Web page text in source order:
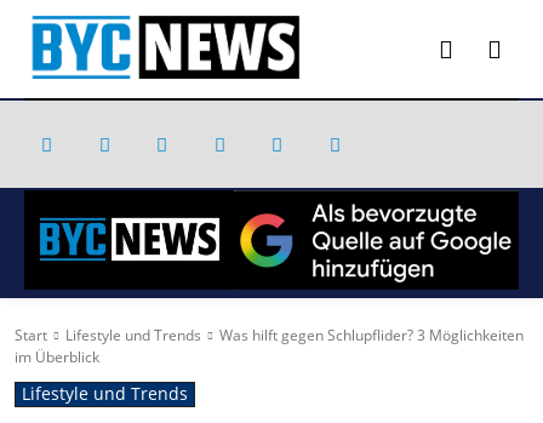
Start Lifestyle und Trends
Was hilft gegen Schlupflider? 3 Möglichkeiten
im Überblick
Lifestyle und Trends